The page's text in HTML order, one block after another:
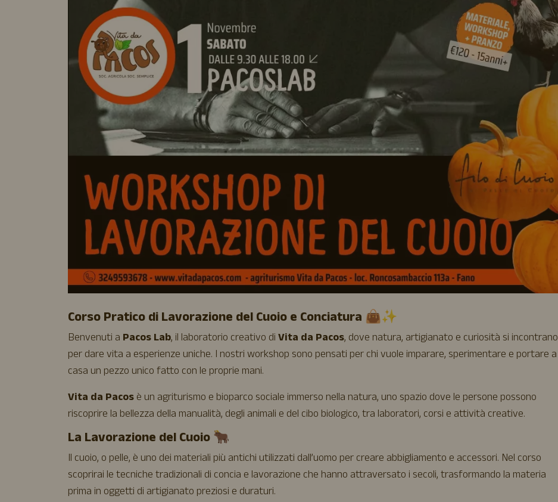
Corso Pratico di Lavorazione del Cuoio e Conciatura 👜✨
Benvenuti a Pacos Lab, il laboratorio creativo diVita da Pacos, dove natura, artigianato e curiosità si incontrano
per dare vita a esperienze uniche. I nostri workshop sono pensati per chi vuole imparare, sperimentare e portare a
casa un pezzo unico fatto con le proprie mani.
Vita da Pacosè un agriturismo e bioparco sociale immerso nella natura, uno spazio dove le persone possono
riscoprire la bellezza della manualità, degli animali e del cibo biologico, tra laboratori, corsi e attività creative.
La Lavorazione del Cuoio 🐂
Il cuoio, o pelle, è uno dei materiali più antichi utilizzati dall’uomo per creare abbigliamento e accessori. Nel corso
scoprirai le tecniche tradizionali di concia e lavorazione che hanno attraversato i secoli, trasformando la materia
prima in oggetti di artigianato preziosi e duraturi.